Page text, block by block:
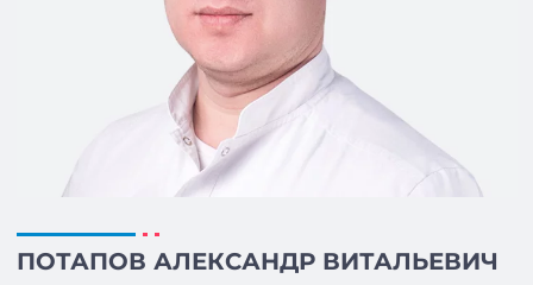
ПОТАПОВ АЛЕКСАНДР ВИТАЛЬЕВИЧ